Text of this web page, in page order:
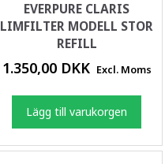
EVERPURE CLARIS
LIMFILTER MODELL STOR
REFILL
1.350,00 DKK Excl. Moms
Lägg till varukorgen